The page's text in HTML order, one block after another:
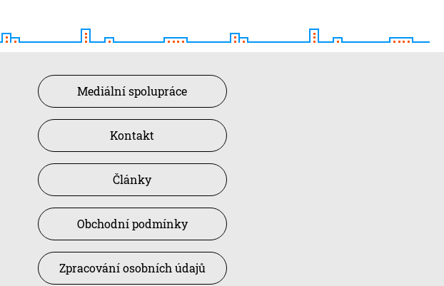
Mediální spolupráce
Kontakt
Články
Obchodní podmínky
Zpracování osobních údajů